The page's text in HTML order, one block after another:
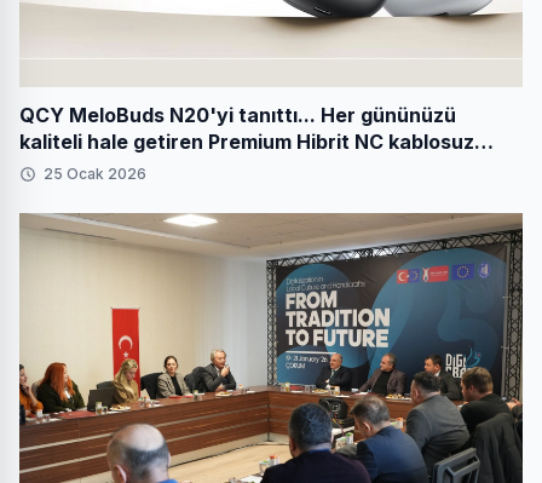
QCY MeloBuds N20'yi tanıttı... Her gününüzü
kaliteli hale getiren Premium Hibrit NC kablosuz
kulaklıklar
25 Ocak 2026